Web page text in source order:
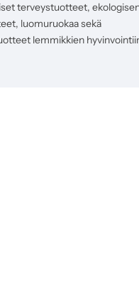
terveystuotteet,
luomuruokaa sekä
lemmikkien